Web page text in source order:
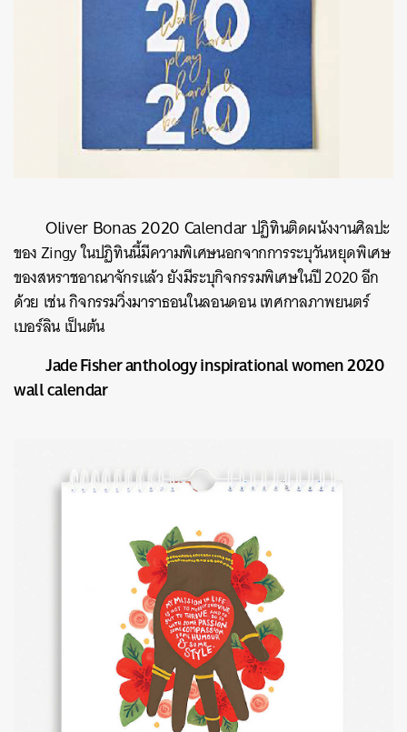
Oliver Bonas 2020 Calendarปฏิทินติดผนังงานศิลปะ
ของZingyในปฏิทินนี้มีความพิเศษนอกจากการระบุวันหยุดพิเศษ
ของสหราชอาณาจักรแล้วยังมีระบุกิจกรรมพิเศษในปี2020อีก
ด้วย เช่นกิจกรรมวิ่งมาราธอนในลอนดอนเทศกาลภาพยนตร์
เบอร์ลิน เป็นต้น
Jade Fisher anthology inspirational women 2020
wall calendar
TWEET LINE